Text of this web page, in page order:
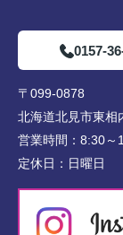
0157-
〒099-0878
北海道北見市東相
営業時間： 8:30～
定休日： 日曜日